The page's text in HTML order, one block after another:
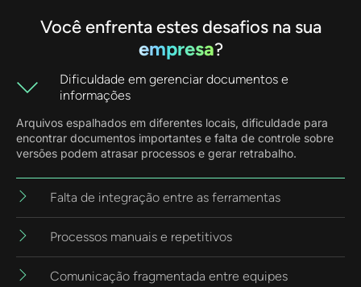
Você enfrenta estes desafios na sua
empresa?
Dificuldade em gerenciar documentos e
informações
Arquivos espalhados em diferentes locais, dificuldade para
encontrar documentos importantes e falta de controle sobre
versões podem atrasar processos e gerar retrabalho.
Falta de integração entre as ferramentas
Processos manuais e repetitivos
Comunicação fragmentada entre equipes